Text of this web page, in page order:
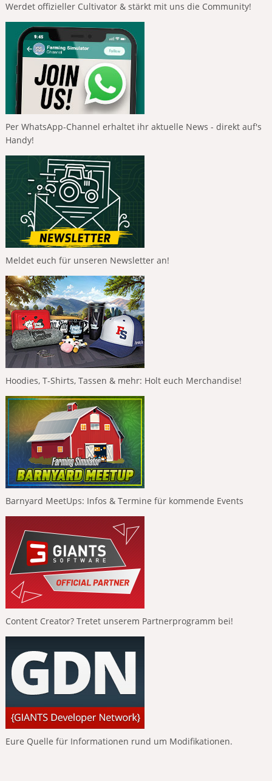
Werdet offizieller Cultivator & stärkt mit uns die Community!
Per WhatsApp-Channel erhaltet ihr aktuelle News - direkt auf's
Handy!
Meldet euch für unseren Newsletter an!
Hoodies, T-Shirts, Tassen & mehr: Holt euch Merchandise!
Barnyard MeetUps: Infos & Termine für kommende Events
Content Creator? Tretet unserem Partnerprogramm bei!
Eure Quelle für Informationen rund um Modifikationen.